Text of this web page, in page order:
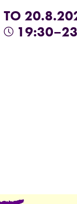
TO